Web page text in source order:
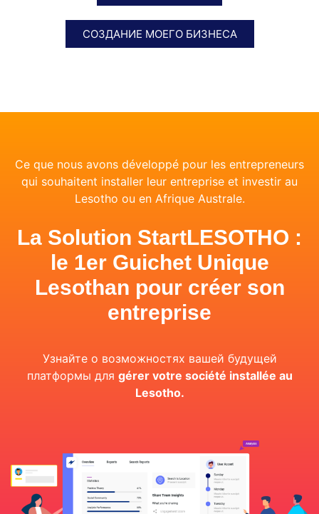
СОЗДАНИЕ МОЕГО БИЗНЕСА
Ce que nous avons développé pour les entrepreneurs
qui souhaitent installer leur entreprise et investir au
Lesotho ou en Afrique Australe.
La Solution StartLESOTHO :
le 1er Guichet Unique
Lesothan pour créer son
entreprise
Узнайте о возможностях вашей будущей
платформы для gérer votre société installée au
Lesotho.